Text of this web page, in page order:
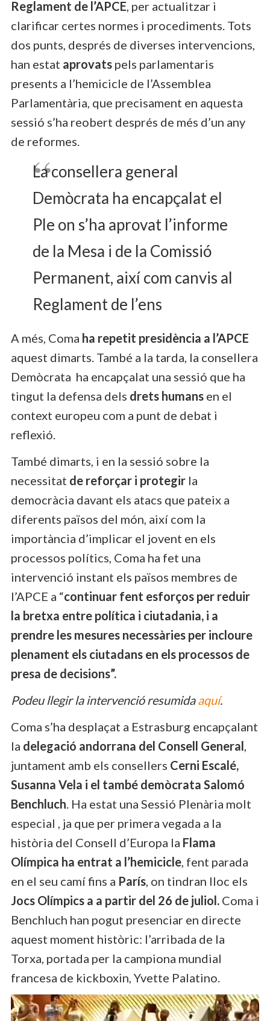
Reglament de l’APCE, per actualitzar i
clarificar certes normes i procediments. Tots
dos punts, després de diverses intervencions,
han estat aprovats pels parlamentaris
presents a l’hemicicle de l’Assemblea
Parlamentària, que precisament en aquesta
sessió s’ha reobert després de més d’un any
de reformes.
La consellera general
Demòcrata ha encapçalat el
Ple on s’ha aprovat l’informe
de la Mesa i de la Comissió
Permanent, així com canvis al
Reglament de l’ens
A més, Coma ha repetit presidència a l’APCE
aquest dimarts. També a la tarda, la consellera
Demòcrata ha encapçalat una sessió que ha
tingut la defensa dels drets humans en el
context europeu com a punt de debat i
reflexió.
També dimarts, i en la sessió sobre la
necessitat de reforçar i protegir la
democràcia davant els atacs que pateix a
diferents països del món, així com la
importància d’implicar el jovent en els
processos polítics, Coma ha fet una
intervenció instant els països membres de
l’APCE a “continuar fent esforços per reduir
la bretxa entre política i ciutadania, i a
prendre les mesures necessàries per incloure
plenament els ciutadans en els processos de
presa de decisions”.
Podeu llegir la intervenció resumidaaquí.
Coma s’ha desplaçat a Estrasburg encapçalant
la delegació andorrana del Consell General,
juntament amb els consellers Cerni Escalé,
Susanna Vela i el també demòcrata Salomó
Benchluch. Ha estat una Sessió Plenària molt
especial , ja que per primera vegada a la
història del Consell d’Europa la Flama
Olímpica ha entrat a l’hemicicle, fent parada
en el seu camí fins a París, on tindran lloc els
Jocs Olímpics a a partir del 26 de juliol. Coma i
Benchluch han pogut presenciar en directe
aquest moment històric: l’arribada de la
Torxa, portada per la campiona mundial
francesa de kickboxin, Yvette Palatino.
Reproductor